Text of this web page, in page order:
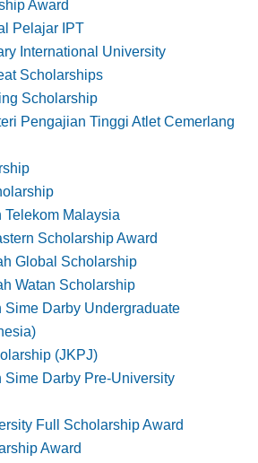
Award
Pelajar IPT
International University
Scholarships
Scholarship
Pengajian Tinggi Atlet Cemerlang
Telekom Malaysia
Scholarship Award
Global Scholarship
Watan Scholarship
Sime Darby Undergraduate
(JKPJ)
Sime Darby Pre-University
Full Scholarship Award
Award